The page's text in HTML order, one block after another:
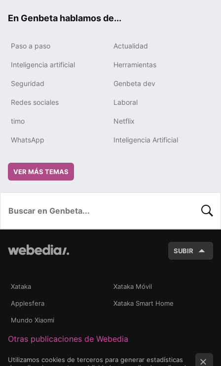
En Genbeta hablamos de...
Paso a paso Actualidad
Inteligencia artificial Herramientas
Seguridad Genbeta dev
Redes sociales Laboral
timo Netflix
WhatsApp Inteligencia Artificial
VER MÁS TEMAS
SUBIR
Xataka Xataka Móvil
Applesfera Xataka Smart Home
Mundo Xiaomi
Otras publicaciones de Webedia
Utilizamos cookies de terceros para generar estadísticas